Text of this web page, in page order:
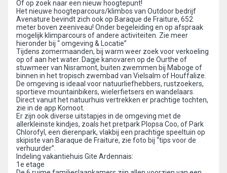
Of op zoek naar een nieuw hoogtepunt!
Het nieuwe hoogteparcours/klimbos van Outdoor bedrijf
Avenature bevindt zich ook op Baraque de Fraiture, 652
meter boven zeeniveau! Onder begeleiding en op afspraak
mogelijk klimparcours of andere activiteiten. Zie meer
hieronder bij “ omgeving & Locatie”
Tijdens zomermaanden, bij warm weer zoek voor verkoeling
op of aan het water. Dagje kanovaren op de Ourthe of
stuwmeer van Nisramont, buiten zwemmen bij Maboge of
binnen in het tropisch zwembad van Vielsalm of Houffalize.
De omgeving is ideaal voor natuurliefhebbers, rustzoekers,
sportieve mountainbikers, wielerfietsers en wandelaars.
Direct vanuit het natuurhuis vertrekken er prachtige tochten,
zie in de app Komoot.
Er zijn ook diverse uitstapjes in de omgeving met de
allerkleinste kindjes, zoals het pretpark Plopsa Coo, of Park
Chlorofyl, een dierenpark, vlakbij een prachtige speeltuin op
skipiste van Baraque de Fraiture, zie foto bij “tips voor de
verhuurder”.
Indeling vakantiehuis Gite Ardennais:
1e etage